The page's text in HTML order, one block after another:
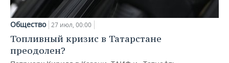
Общество 27 июл, 00:00
Топливный кризис в Татарстане
преодолен?